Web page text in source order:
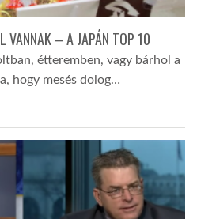
VANNAK – A JAPÁN TOP 10
étteremben, vagy bárhol a
hogy mesés dolog…